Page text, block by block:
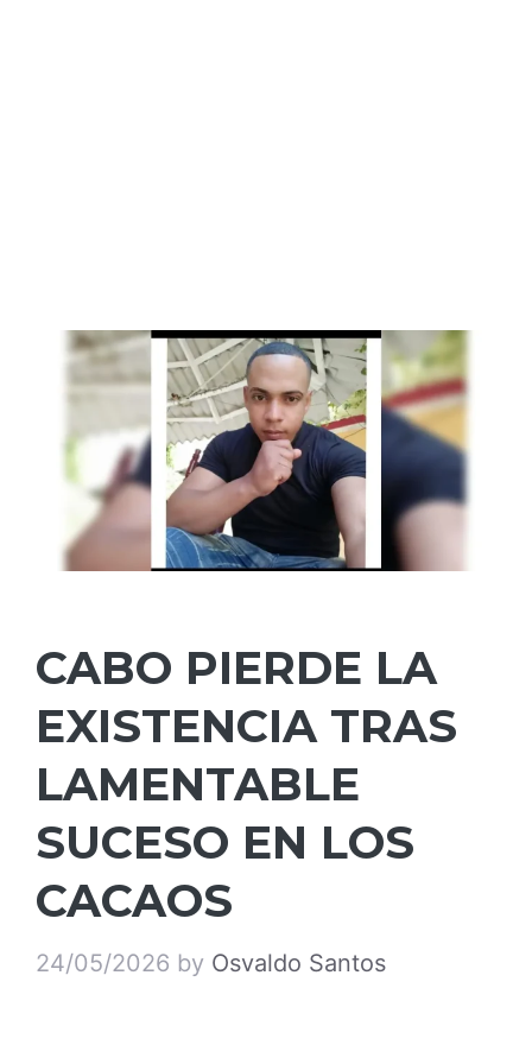
CABO PIERDE LA
EXISTENCIA TRAS
LAMENTABLE
SUCESO EN LOS
CACAOS
24/05/2026 by Osvaldo Santos